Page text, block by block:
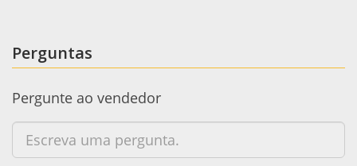
Perguntas
Pergunte ao vendedor